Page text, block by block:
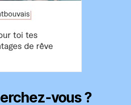
vous ?